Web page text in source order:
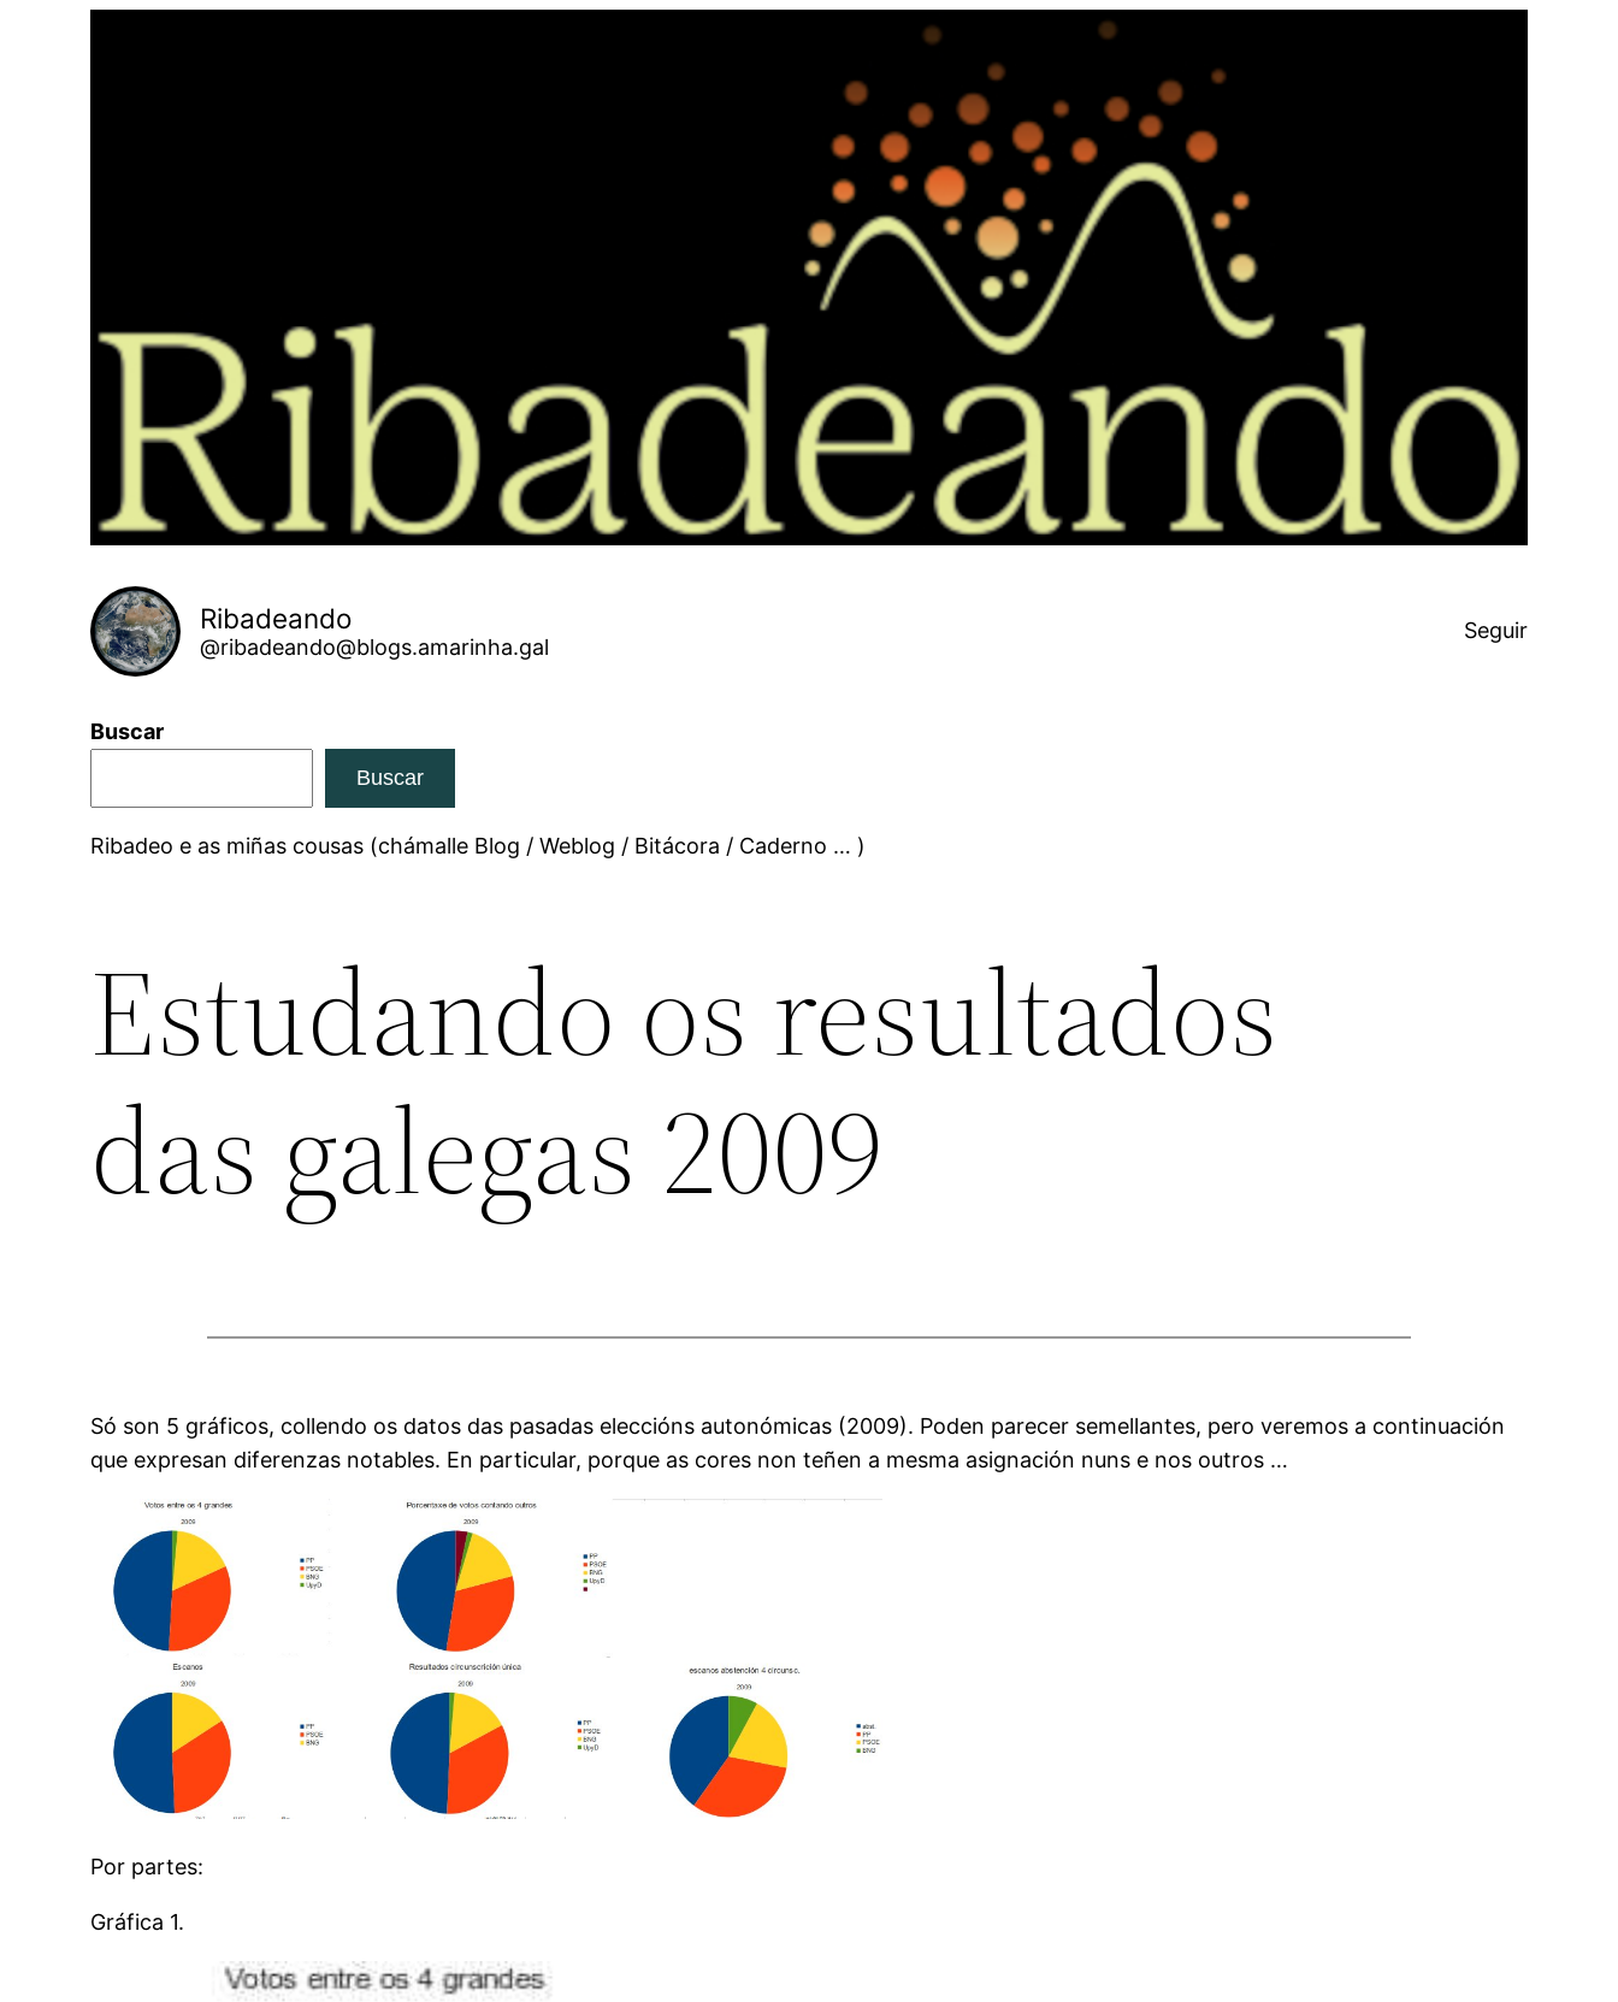
Ribadeando
@ribadeando@blogs.amarinha.gal
Seguir
Buscar
Buscar
Ribadeo e as miñas cousas (chámalle Blog / Weblog / Bitácora / Caderno … )
Estudando os resultados
das galegas 2009
Só son 5 gráficos, collendo os datos das pasadas eleccións autonómicas (2009). Poden parecer semellantes, pero veremos a continuación
que expresan diferenzas notables. En particular, porque as cores non teñen a mesma asignación nuns e nos outros …
Por partes:
Gráfica 1.